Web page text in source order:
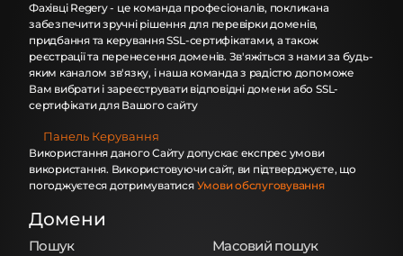
Фахівці Regery - це команда професіоналів, покликана
забезпечити зручні рішення для перевірки доменів,
придбання та керування SSL-сертифікатами, а також
реєстрації та перенесення доменів. Зв'яжіться з нами за будь-
яким каналом зв'язку, і наша команда з радістю допоможе
Вам вибрати і зареєструвати відповідні домени або SSL-
сертифікати для Вашого сайту
Панель Керування
Використання даного Сайту допускає експрес умови
використання. Використовуючи сайт, ви підтверджуєте, що
погоджуєтеся дотримуватися Умови обслуговування
Домени
Пошук Масовий пошук